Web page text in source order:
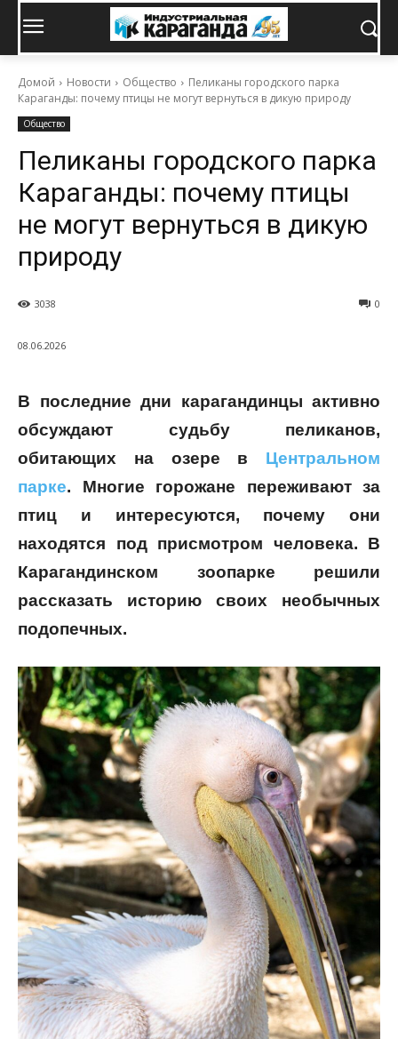
Домой Новости Общество
Пеликаны городского парка
Караганды: почему птицы не могут вернуться в дикую природу
Общество
Пеликаны городского парка
Караганды: почему птицы
не могут вернуться в дикую
природу
0
3038
08.06.2026
В последние дни карагандинцы активно
обсуждают судьбу пеликанов,
обитающих на озере в Центральном
парке. Многие горожане переживают за
птиц и интересуются, почему они
находятся под присмотром человека. В
Карагандинском зоопарке решили
рассказать историю своих необычных
подопечных.